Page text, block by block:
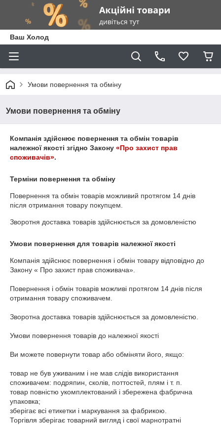
Ваш Холод
Умови повернення та обміну
Умови повернення та обміну
Компанія здійснює повернення та обмін товарів
належної якості згідно Закону «Про захист прав
споживачів».
Терміни повернення та обміну
Повернення та обмін товарів можливий протягом 14 днів
після отримання товару покупцем.
Зворотня доставка товарів здійснюється за домовленістю
Умови повернення для товарів належної якості
Компанія здійснює повернення і обмін товару відповідно до
Закону « Про захист прав споживача».
Повернення і обмін товарів можливі протягом 14 днів після
отримання товару споживачем.
Зворотна доставка товарів здійснюється за домовленістю.
Умови повернення товарів до належної якості
Ви можете повернути товар або обміняти його, якщо:
товар не був уживаним і не мав слідів використання
споживачем: подряпин, сколів, поттостей, плям і т. п.
товар повністю укомплектований і збережена фабрична
упаковка;
зберігає всі етикетки і маркування за фабрикою.
Торгівля зберігає товарний вигляд і свої марнотратні